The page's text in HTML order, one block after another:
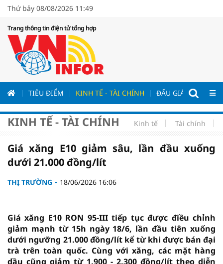
Thứ bảy 08/08/2026 11:49
Trang thông tin điện tử tổng hợp
TIÊU ĐIỂM KINH TẾ - TÀI CHÍNH ĐẤU GIÁ - ĐẤU
KINH TẾ - TÀI CHÍNH Kinh tế Tài chính
Giá xăng E10 giảm sâu, lần đầu xuống
dưới 21.000 đồng/lít
THỊ TRƯỜNG 18/06/2026 16:06
Giá xăng E10 RON 95-III tiếp tục được điều chỉnh
giảm mạnh từ 15h ngày 18/6, lần đầu tiên xuống
dưới ngưỡng 21.000 đồng/lít kể từ khi được bán đại
trà trên toàn quốc. Cùng với xăng, các mặt hàng
dầu cũng giảm từ 1.900 - 2.300 đồng/lít theo diễn